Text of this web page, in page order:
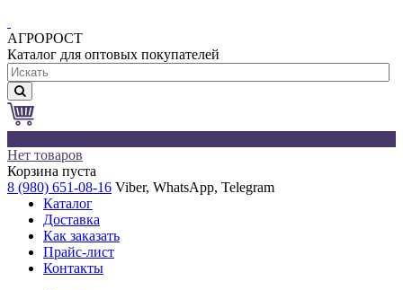
АГРОРОСТ
Каталог для оптовых покупателей
Нет товаров
Корзина пуста
8 (980) 651-08-16 Viber, WhatsApp, Telegram
Каталог
Доставка
Как заказать
Прайс-лист
Контакты